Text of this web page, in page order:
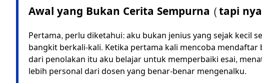
Awal yang Bukan Cerita Sempurna (tapi
Pertama, perlu diketahui: aku bukan jenius yang sejak kecil
bangkit berkali-kali. Ketika pertama kali mencoba mendaftar
dari penolakan itu aku belajar untuk memperbaiki esai,
lebih personal dari dosen yang benar-benar mengenalku.